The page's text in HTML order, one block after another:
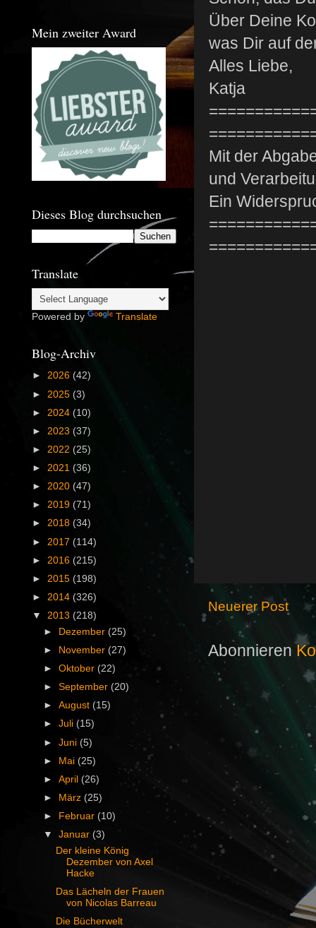
Über Deine
was Dir auf
Alles Liebe,
Katja
Mit der
und
Ein
Neuerer Post
Abonnieren
Mein zweiter Award
Dieses Blog durchsuchen
Translate
Powered by Translate
Blog-Archiv
► 2026 (42)
► 2025 (3)
► 2024 (10)
► 2023 (37)
► 2022 (25)
► 2021 (36)
► 2020 (47)
► 2019 (71)
► 2018 (34)
► 2017 (114)
► 2016 (215)
► 2015 (198)
► 2014 (326)
▼ 2013 (218)
►
Dezember (25)
►
November (27)
►Oktober (22)
►September (20)
►August (15)
►Juli (15)
►Juni (5)
► Mai (25)
►April (26)
►
März (25)
►
Februar (10)
▼Januar (3)
Der kleine König
Dezember von Axel
Hacke
Das Lächeln der Frauen
von Nicolas Barreau
Die Bücherwelt